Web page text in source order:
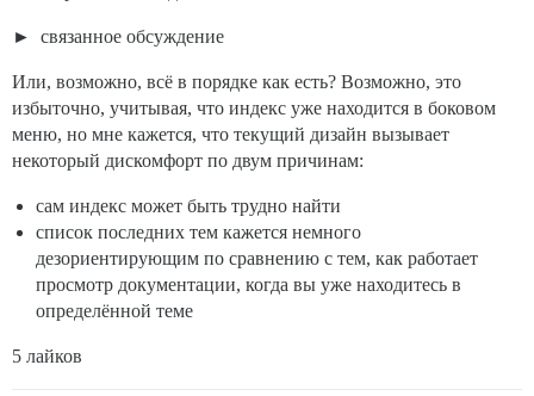
связанное обсуждение
Или, возможно, всё в порядке как есть? Возможно, это
избыточно, учитывая, что индекс уже находится в боковом
меню, но мне кажется, что текущий дизайн вызывает
некоторый дискомфорт по двум причинам:
сам индекс может быть трудно найти
список последних тем кажется немного
дезориентирующим по сравнению с тем, как работает
просмотр документации, когда вы уже находитесь в
определённой теме
5 лайков